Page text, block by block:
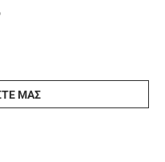
ΜΑΣ